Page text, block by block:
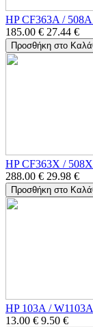
HP CF363A /
185.00 € 27.44 €
Προσθήκη στο
HP CF363X /
288.00 € 29.98 €
Προσθήκη στο
HP 103A /
13.00 € 9.50 €